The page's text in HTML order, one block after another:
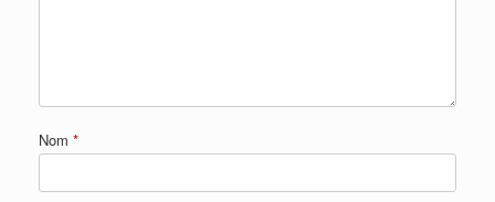
Nom *